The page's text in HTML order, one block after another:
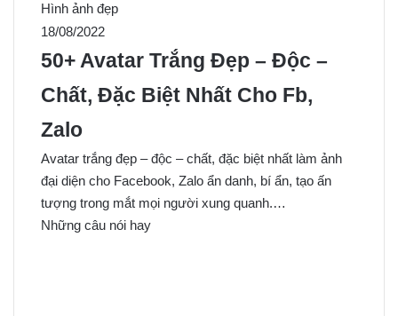
Hình ảnh đẹp
18/08/2022
50+ Avatar Trắng Đẹp – Độc –
Chất, Đặc Biệt Nhất Cho Fb,
Zalo
Avatar trắng đẹp – độc – chất, đặc biệt nhất làm ảnh
đại diện cho Facebook, Zalo ẩn danh, bí ẩn, tạo ấn
tượng trong mắt mọi người xung quanh.…
Những câu nói hay